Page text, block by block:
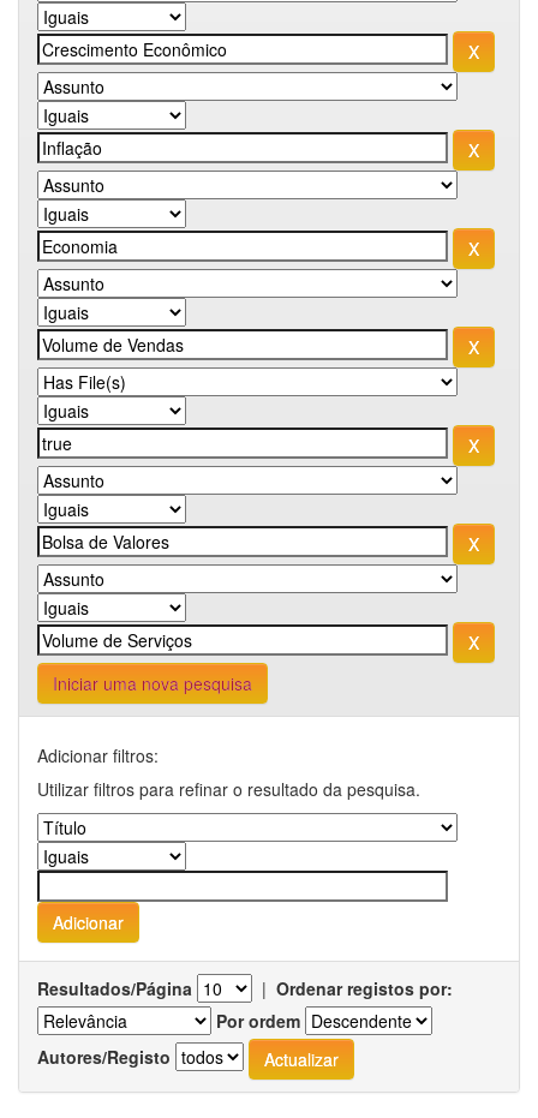
Iniciar uma nova pesquisa
Adicionar filtros:
Utilizar filtros para refinar o resultado da pesquisa.
Resultados/Página | Ordenar registos por:
Por ordem
Autores/Registo